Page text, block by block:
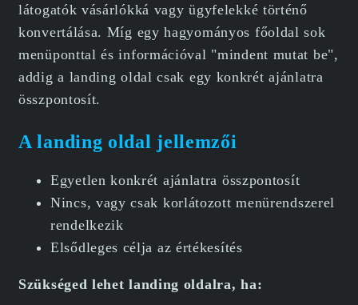
látogatók vásárlókká vagy ügyfelekké történő
konvertálása. Míg egy hagyományos főoldal sok
menüponttal és információval "mindent mutat be",
addig a landing oldal csak egy konkrét ajánlatra
összpontosít.
A landing oldal jellemzői
Egyetlen konkrét ajánlatra összpontosít
Nincs, vagy csak korlátozott menürendszerel
rendelkezik
Elsődleges célja az értékesítés
Szükséged lehet landing oldalra, ha: